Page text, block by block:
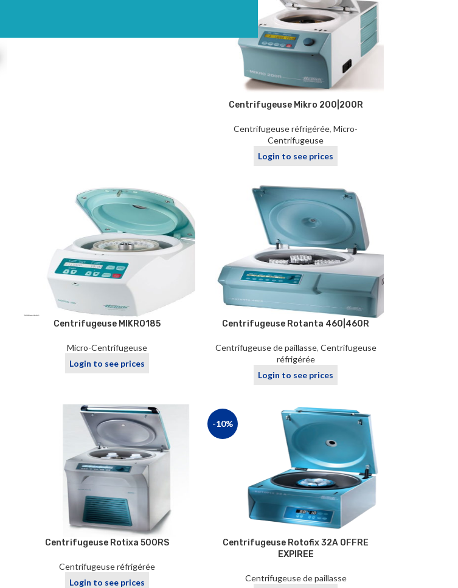
Centrifugeuse Mikro 200|200R
Centrifugeuse réfrigérée,Micro-
Centrifugeuse
Login to see prices
Centrifugeuse MIKRO185
Micro-Centrifugeuse
Login to see prices
Centrifugeuse Rotanta 460|460R
Centrifugeuse de paillasse, Centrifugeuse
réfrigérée
Login to see prices
Centrifugeuse Rotixa 500RS
Centrifugeuse réfrigérée
Login to see prices
-10%
Centrifugeuse Rotofix 32A OFFRE
EXPIREE
Centrifugeuse de paillasse